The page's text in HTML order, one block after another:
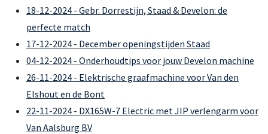
18-12-2024 - Gebr. Dorrestijn, Staad & Develon: de
perfecte match
17-12-2024 - December openingstijden Staad
04-12-2024 - Onderhoudtips voor jouw Develon machine
26-11-2024 - Elektrische graafmachine voor Van den
Elshout en de Bont
22-11-2024 - DX165W-7 Electric met JIP verlengarm voor
Van Aalsburg BV